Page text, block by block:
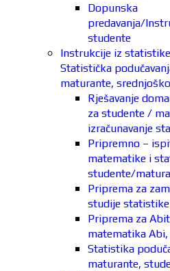
Dopunska
predavanja/
studente
Instrukcije iz
Statistička
maturante,
Rješavanje
za studente /
izračunavanje
Pripremno –
matematike i
studente/
Priprema za
studije statistike
Priprema za
matematika
Statistika
maturante,